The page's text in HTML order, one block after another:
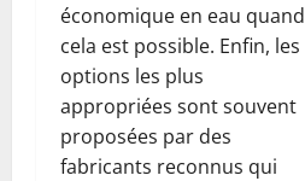
économique en eau quand
cela est possible. Enfin, les
options les plus
appropriées sont souvent
proposées par des
fabricants reconnus qui